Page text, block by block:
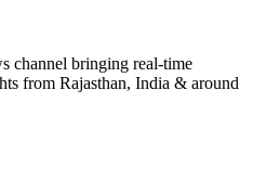
channel bringing real-time
from Rajasthan, India & around